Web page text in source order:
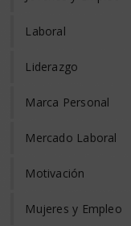
Laboral
Liderazgo
Marca Personal
Mercado Laboral
Motivación
Mujeres y Empleo